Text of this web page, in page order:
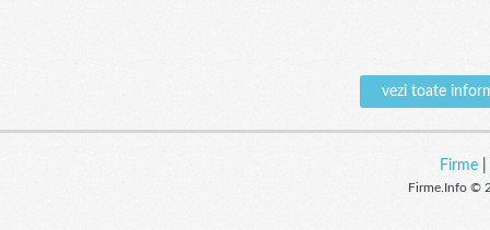
vezi toate
Firme|
Firme.Info ©